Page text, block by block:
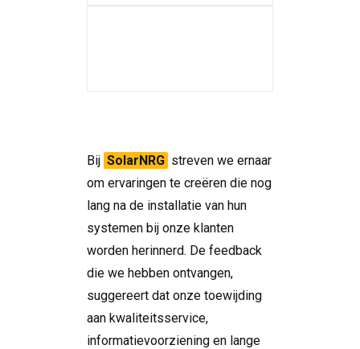
Bij SolarNRG streven we ernaar
om ervaringen te creëren die nog
lang na de installatie van hun
systemen bij onze klanten
worden herinnerd. De feedback
die we hebben ontvangen,
suggereert dat onze toewijding
aan kwaliteitsservice,
informatievoorziening en lange